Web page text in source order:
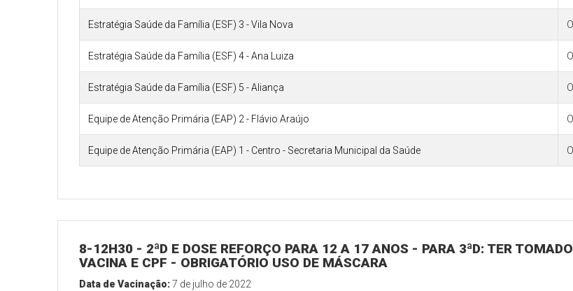
Estratégia Saúde da Família (ESF) 3 - Vila Nova
Estratégia Saúde da Família (ESF) 4 - Ana Luiza
Estratégia Saúde da Família (ESF) 5 - Aliança
Equipe de Atenção Primária (EAP) 2 - Flávio Araújo
Equipe de Atenção Primária (EAP) 1 - Centro - Secretaria Municipal da Saúde
8-12H30 - 2ªD E DOSE REFORÇO PARA 12 A 17 ANOS - PARA 3ªD: TER
VACINA E CPF - OBRIGATÓRIO USO DE MÁSCARA
Data de Vacinação:7 de julho de 2022